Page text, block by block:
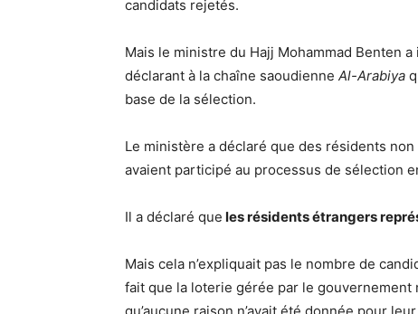
candidats rejetés.
Mais le ministre du Hajj Mohammad Benten
déclarant à la chaîne saoudienne Al-Arabiya
base de la sélection.
Le ministère a déclaré que des résidents
avaient participé au processus de sélection
Il a déclaré que les résidents étrangers
Mais cela n’expliquait pas le nombre de
fait que la loterie gérée par le gouvernement